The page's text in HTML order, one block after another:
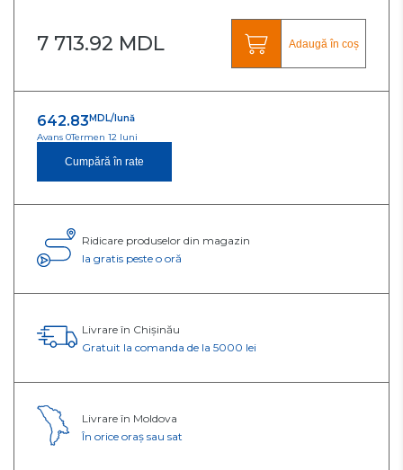
7 713.92 MDL Adaugă în coș
642.83 MDL/lună
Avans 0Termen 12 luni
Cumpără în rate
Ridicare produselor din magazin
Ia gratis peste o oră
Livrare în Chișinău
Gratuit la comanda de la 5000 lei
Livrare în Moldova
În orice oraș sau sat